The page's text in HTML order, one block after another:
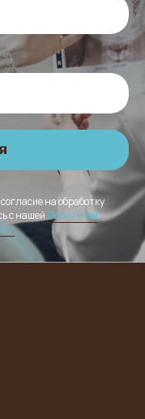
на обработку
с нашей Политикой